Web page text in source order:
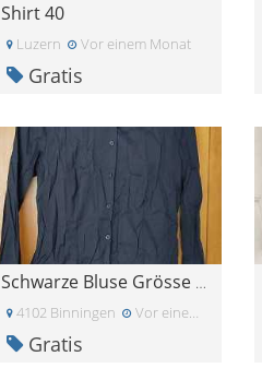
Shirt 40
Luzern Vor einem Monat
Gratis
Schwarze Bluse Grösse 38
4102 Binningen Vor einem Monat
Gratis